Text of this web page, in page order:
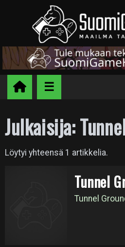
Julkaisija:
Löytyi yhteensä 1 artikkelia.
Tunnel
Tunnel